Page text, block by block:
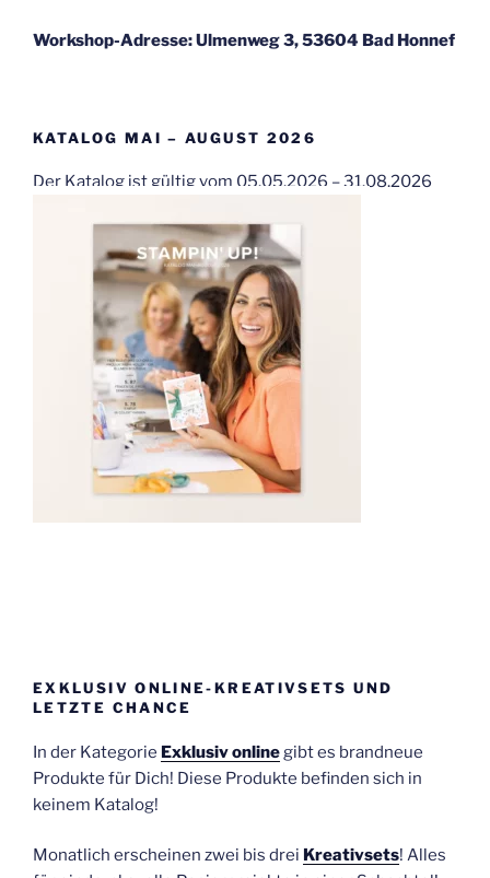
Workshop-Adresse: Ulmenweg 3, 53604 Bad Honnef
KATALOG MAI – AUGUST 2026
Der Katalog ist gültig vom 05.05.2026 – 31.08.2026
EXKLUSIV ONLINE-KREATIVSETS UND
LETZTE CHANCE
In der Kategorie Exklusiv onlinegibt es brandneue
Produkte für Dich! Diese Produkte befinden sich in
keinem Katalog!
Monatlich erscheinen zwei bis drei Kreativsets! Alles